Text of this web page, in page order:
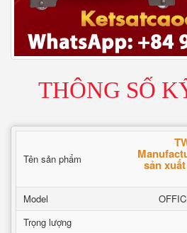
THÔNG SỐ
Tên sản phẩm sản
Model
Trọng lượng